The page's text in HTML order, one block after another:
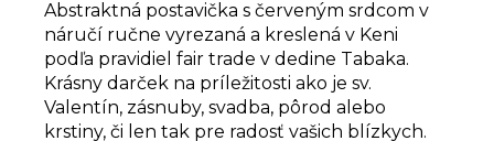
Abstraktná postavička s červeným srdcom v
náručí ručne vyrezaná a kreslená v Keni
podľa pravidiel fair trade v dedine Tabaka.
Krásny darček na príležitosti ako je sv.
Valentín, zásnuby, svadba, pôrod alebo
krstiny, či len tak pre radosť vašich blízkych.